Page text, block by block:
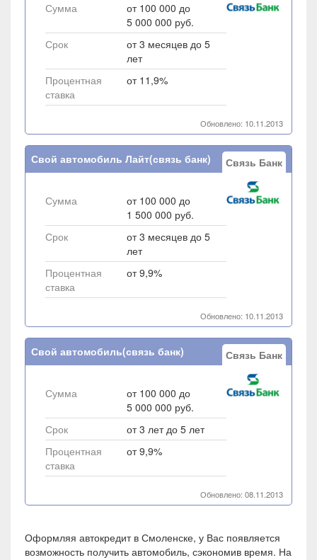
Сумма
от 100 000 до
5 000 000 руб.
Срок
от 3 месяцев до 5
лет
Процентная
ставка
от 11,9%
Обновлено: 10.11.2013
Свой автомобиль Лайт(связь банк) Связь Банк
Сумма
от 100 000 до
1 500 000 руб.
Срок
от 3 месяцев до 5
лет
Процентная
ставка
от 9,9%
Обновлено: 10.11.2013
Свой автомобиль(связь банк) Связь Банк
Сумма
от 100 000 до
5 000 000 руб.
Срок
от 3 лет до 5 лет
Процентная
ставка
от 9,9%
Обновлено: 08.11.2013
Оформляя автокредит в Смоленске, у Вас появляется
возможность получить автомобиль, сэкономив время. На